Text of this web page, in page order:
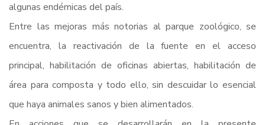
algunas endémicas del país.
Entre las mejoras más notorias al parque zoológico, se
encuentra, la reactivación de la fuente en el acceso
principal, habilitación de oficinas abiertas, habilitación de
área para composta y todo ello, sin descuidar lo esencial
que haya animales sanos y bien alimentados.